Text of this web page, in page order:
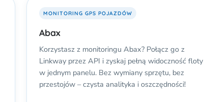
MONITORING GPS POJAZDÓW
Abax
Korzystasz z monitoringu Abax? Połącz go z
Linkway przez API i zyskaj pełną widoczność floty
w jednym panelu. Bez wymiany sprzętu, bez
przestojów – czysta analityka i oszczędności!